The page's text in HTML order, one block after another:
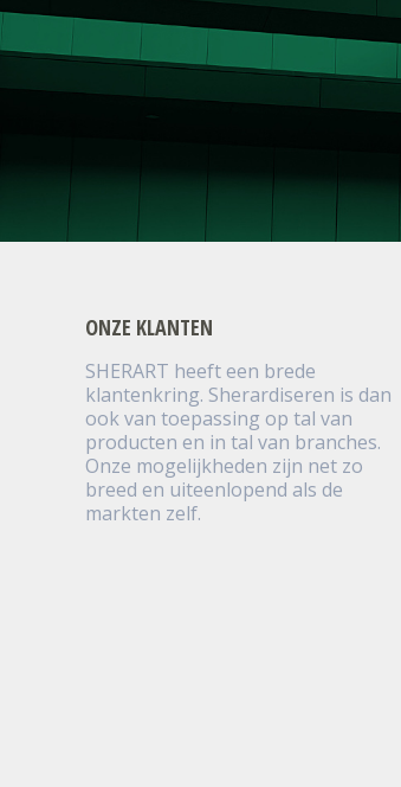
ONZE KLANTEN
SHERART heeft een brede
klantenkring. Sherardiseren is dan
ook van toepassing op tal van
producten en in tal van branches.
Onze mogelijkheden zijn net zo
breed en uiteenlopend als de
markten zelf.